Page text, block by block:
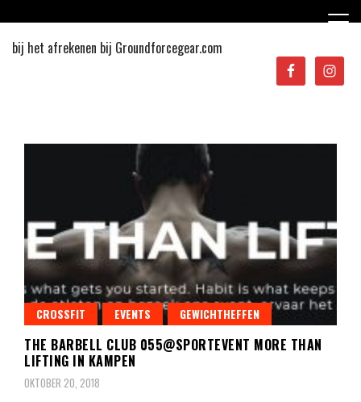
naar
inhoud
bij het afrekenen bij Groundforcegear.com
Sporten in Apeldoorn
CROSSFIT EVENTS GEWICHTHEFFEN
THE BARBELL CLUB 055@SPORTEVENT MORE THAN
LIFTING IN KAMPEN
OKTOBER 20, 2018